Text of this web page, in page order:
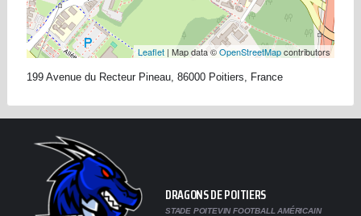
Leaflet | Map data ©OpenStreetMapcontributors
199 Avenue du Recteur Pineau, 86000 Poitiers, France
DRAGONS DE POITIERS
STADE POITEVIN FOOTBALL AMÉRICAIN